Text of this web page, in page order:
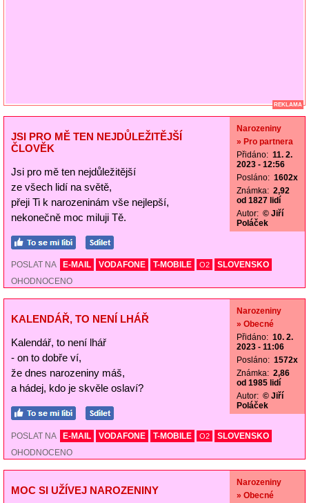
REKLAMA
JSI PRO MĚ TEN NEJDŮLEŽITĚJŠÍ
ČLOVĚK
Jsi pro mě ten nejdůležitější
ze všech lidí na světě,
přeji Ti k narozeninám vše nejlepší,
nekonečně moc miluji Tě.
Narozeniny
» Pro partnera
Přidáno: 11. 2.
2023 - 12:56
Posláno: 1602x
Známka: 2,92
od 1827 lidí
Autor: © Jiří
Poláček
POSLAT NA E-MAIL VODAFONE T-MOBILE O2
SLOVENSKO
OHODNOCENO
KALENDÁŘ, TO NENÍ LHÁŘ
Kalendář, to není lhář
- on to dobře ví,
že dnes narozeniny máš,
a hádej, kdo je skvěle oslaví?
Narozeniny
» Obecné
Přidáno: 10. 2.
2023 - 11:06
Posláno: 1572x
Známka: 2,86
od 1985 lidí
Autor: © Jiří
Poláček
POSLAT NA E-MAIL VODAFONE T-MOBILE O2
SLOVENSKO
OHODNOCENO
MOC SI UŽÍVEJ NAROZENINY
Narozeniny
» Obecné